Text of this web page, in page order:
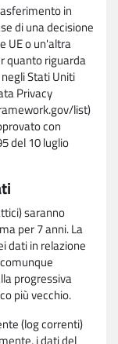
in
di una decisione
UE o un'altra
quanto riguarda
Stati Uniti
Privacy
list)
con
del 10 luglio
saranno
per 7 anni. La
dati in relazione
progressiva
più vecchio.
(log correnti)
i dati del